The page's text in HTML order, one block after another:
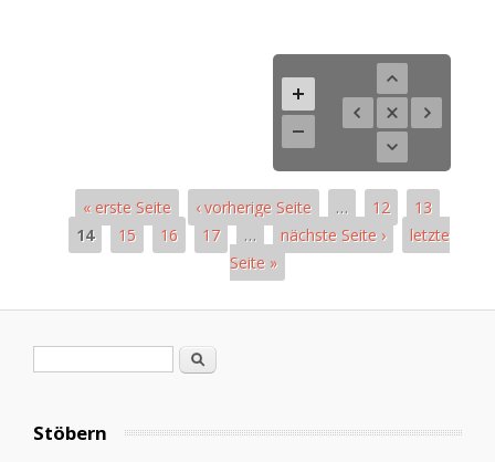
« erste Seite ‹ vorherige Seite … 12
13
14
15 16 17 … nächste Seite ›
letzte
Seite »
Suche
Stöbern